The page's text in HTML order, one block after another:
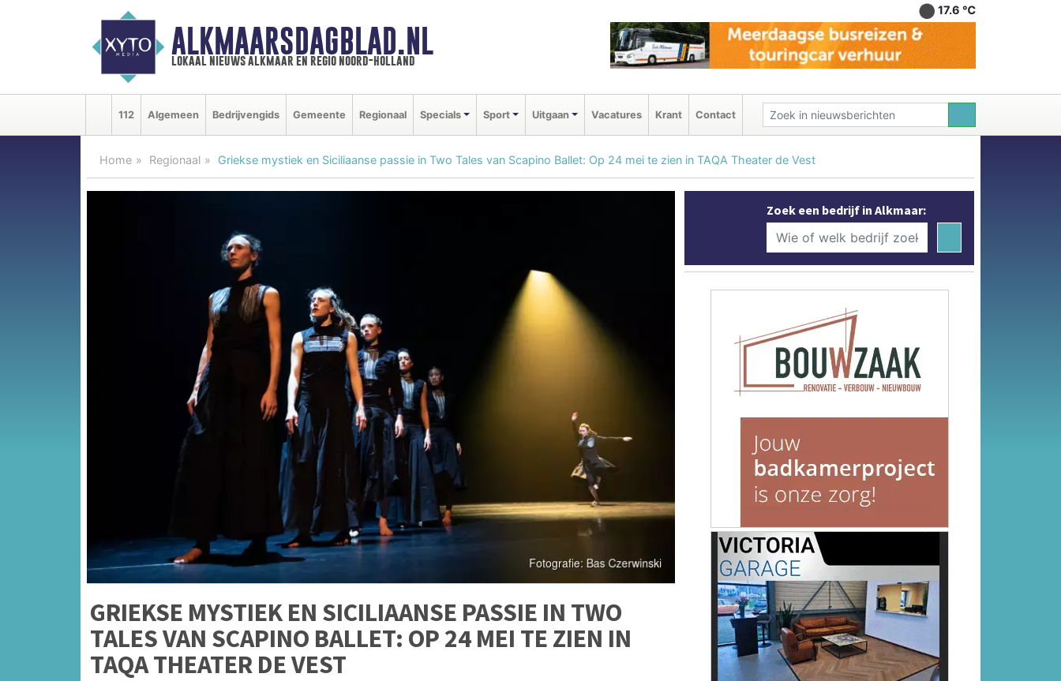
ALKMAARSDAGBLAD.NL
lokaal nieuws alkmaar en regio noord-holland
17.6 ℃
112 Algemeen Bedrijvengids Gemeente Regionaal Specials Sport Uitgaan Vacatures Krant Contact
Home Regionaal Griekse mystiek en Siciliaanse passie in Two Tales van Scapino Ballet: Op 24 mei te zien in TAQA Theater de Vest
GRIEKSE MYSTIEK EN SICILIAANSE PASSIE IN TWO
TALES VAN SCAPINO BALLET: OP 24 MEI TE ZIEN IN
TAQA THEATER DE VEST
Zoek een bedrijf in Alkmaar: